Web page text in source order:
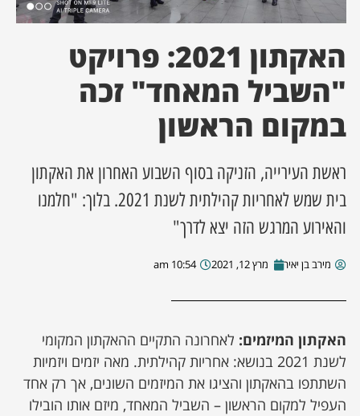
השבוע
מקומית
עסקים
האקתון 2021: פרויקט
"השביל המאחד" זכה
במקום הראשון
ראשת העירייה, הזניקה בסוף השבוע האחרון את האקתון
בית שמש לאחריות קהילתית לשנת 2021. בלוך: "חלמנו
והאירוע המרגש הזה יצא לדרך"
מירב בן יאיר מרץ 12, 2021 10:54 am
האקתון המיזמים: לאחרונה התקיים ההאקתון המקומי
לשנת 2021 בנושא: אחריות קהילתית. מאה יזמים ויזמיות
השתתפו בהאקתון והציגו את המיזמים השונים, אך רק אחד
העפיל למקום הראשון – השביל המאחד, מיזם אותו הובילו